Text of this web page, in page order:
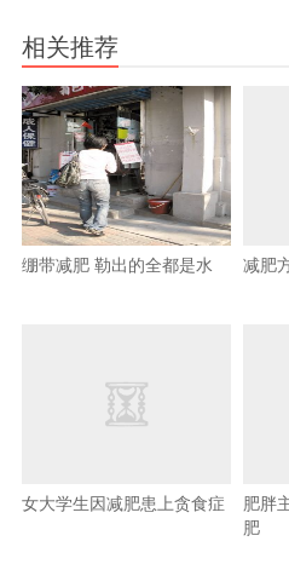
相关推荐
绷带减肥 勒出的全都是水 减肥
女大学生因减肥患上贪食症
肥胖
肥